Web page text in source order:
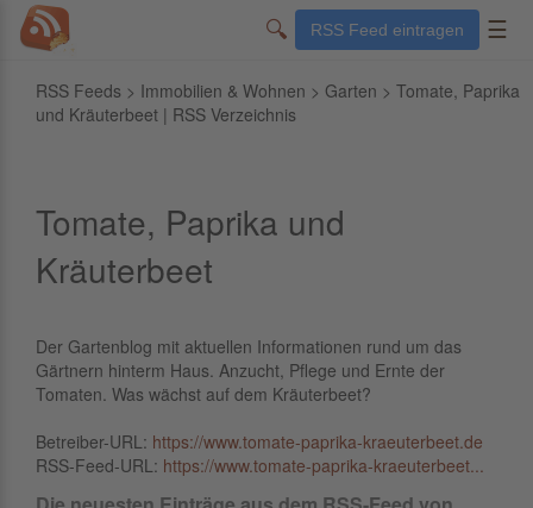
🔍 RSS Feed eintragen ☰
RSS Feeds > Immobilien & Wohnen > Garten > Tomate, Paprika
und Kräuterbeet | RSS Verzeichnis
Tomate, Paprika und
Kräuterbeet
Der Gartenblog mit aktuellen Informationen rund um das
Gärtnern hinterm Haus. Anzucht, Pflege und Ernte der
Tomaten. Was wächst auf dem Kräuterbeet?
Betreiber-URL: https://www.tomate-paprika-kraeuterbeet.de
RSS-Feed-URL: https://www.tomate-paprika-kraeuterbeet...